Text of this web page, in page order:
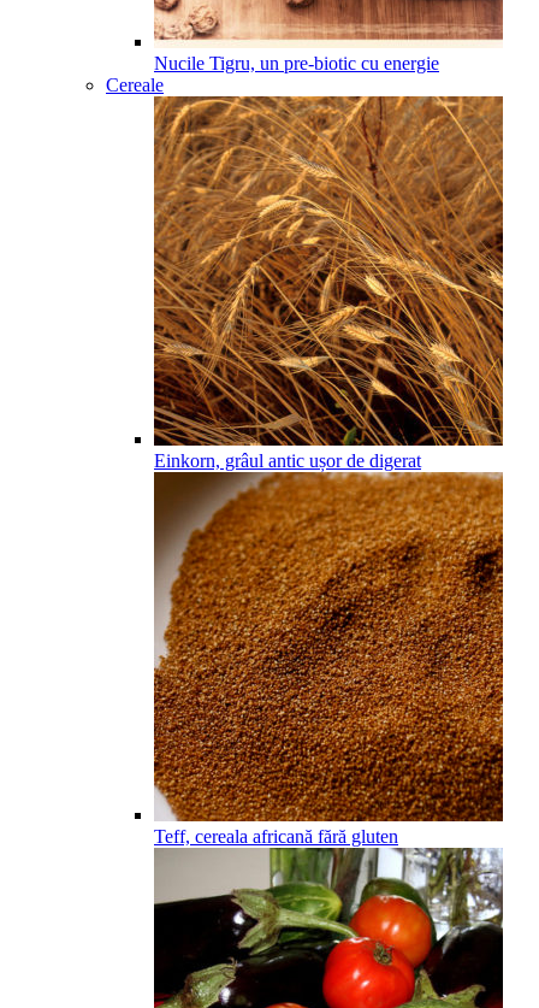
Nucile Tigru, un pre-biotic cu energie
Cereale
Einkorn, grâul antic ușor de digerat
Teff, cereala africană fără gluten